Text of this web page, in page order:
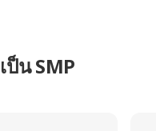
ป็น SMP